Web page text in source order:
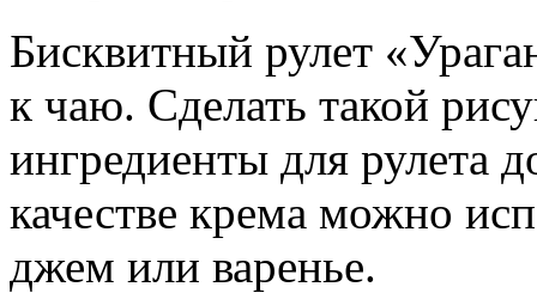
Бисквитный рулет
к чаю. Сделать такой
ингредиенты для рулета
качестве крема можно
джем или варенье.